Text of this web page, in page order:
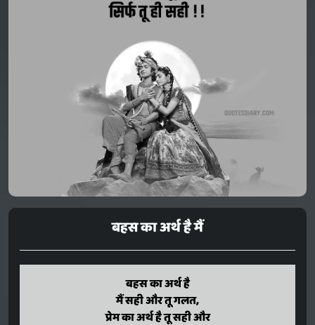
बहस का अर्थ है मैं
बहस का अर्थ है
मैं सही और तू गलत,
प्रेम का अर्थ है तू सही और
bahas ka arth hai
main sahi aur tu galat,
prem ka arth hai tu sahi aur